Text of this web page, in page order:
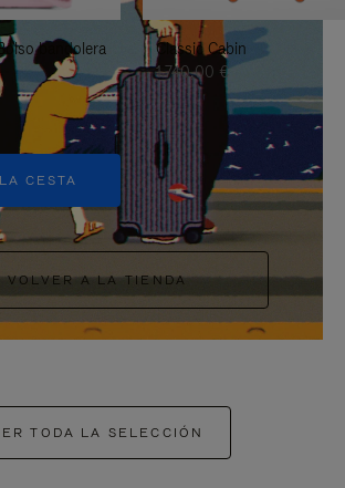
bandolera
CESTA
Classic Cabin
1.740,00 €
VOLVER A LA TIENDA
TODA LA SELECCIÓN